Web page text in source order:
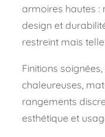
armoires hautes :
design et
restreint mais
Finitions
chaleureuses,
rangements
esthétique et